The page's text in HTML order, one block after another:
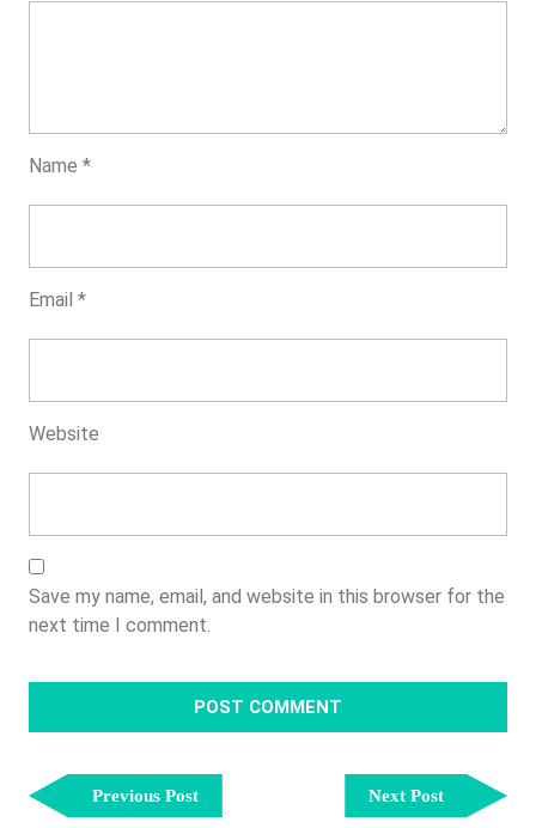
Name *
Email *
Website
Save my name, email, and website in this browser for the
next time I comment.
Post
Navigation
Previous PostPrevious
Post
Next Post
Next
Post